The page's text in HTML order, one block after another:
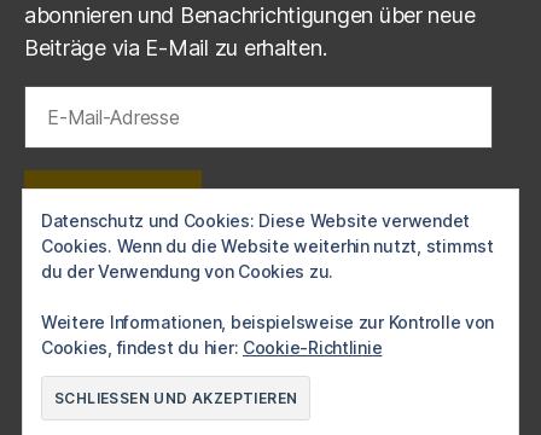
abonnieren und Benachrichtigungen über neue
Beiträge via E-Mail zu erhalten.
Mail-
Schließe dich 1 anderen Abonnenten an
Datenschutzerklärung
Datenschutz und Cookies: Diese Website verwendet
Cookies. Wenn du die Website weiterhin nutzt, stimmst
du der Verwendung von Cookies zu.
Weitere Informationen, beispielsweise zur Kontrolle von
Cookies, findest du hier: Cookie-Richtlinie